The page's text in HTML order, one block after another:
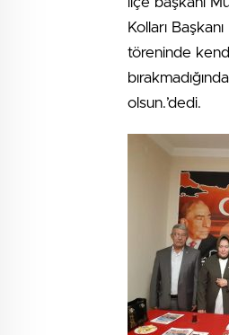
Kolları
töreninde
olsun.’dedi.